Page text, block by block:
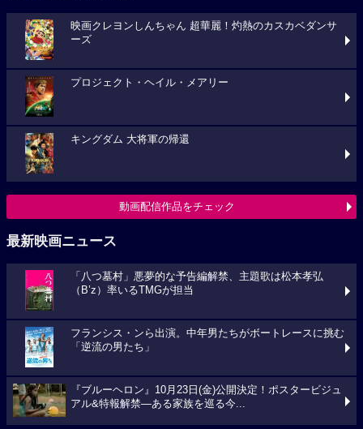
映画クレヨンしんちゃん 超華麗！灼熱のカスカベダンサ
ーズ
プロジェクト・ヘイル・メアリー
キングダム 大将軍の帰還
動画配信作品をチェック
最新映画ニュース
「八つ墓村」悪夢的な予告編解禁、主題歌は松本孝弘
（B’z）率いるTMGが担当
フランシス・ンら出演。中年男たちがボートレースに挑む
「逆流の男たち」
『ブルーヘロン』10月23日(金)公開決定！ポスタービジュ
アル&特報解禁―ある家族を巡る今...